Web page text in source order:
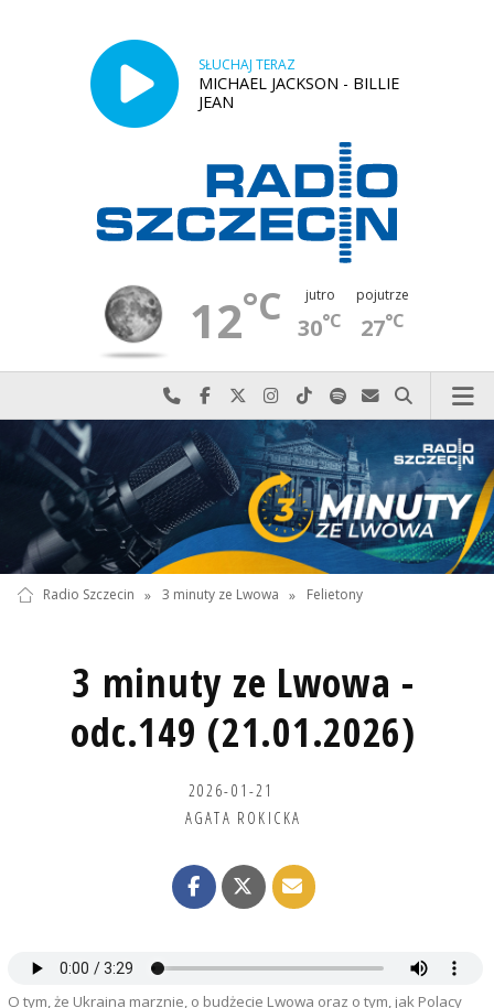
SŁUCHAJ TERAZ
MICHAEL JACKSON - BILLIE
JEAN
12°C jutro
30°C
pojutrze
27°C
Najlepiej po prostu do nas zadzwoń
Odwiedź nas na Facebook-u
Odwiedź nas na X
Odwiedź nas na Instagram-ie
Odwiedź nas na TikTok-u
Szukaj nas na Spotify
Wyślij do nas
Szukaj
Radio Szczecin » 3 minuty ze Lwowa » Felietony
3 minuty ze Lwowa -
odc.149 (21.01.2026)
2026-01-21
AGATA ROKICKA
O tym, że Ukraina marznie, o budżecie Lwowa oraz o tym, jak Polacy